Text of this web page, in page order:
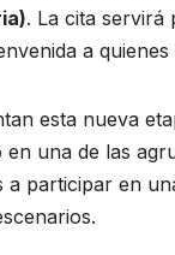
. La cita servirá
a
esta nueva
una de las
participar en